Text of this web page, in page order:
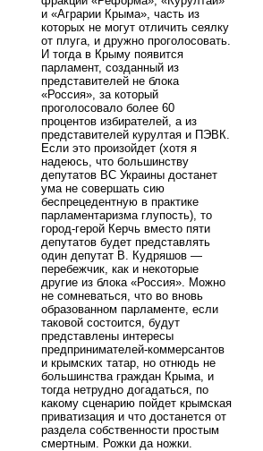
и «Аграрии Крыма», часть из
которых не могут отличить сеялку
от плуга, и дружно проголосовать.
И тогда в Крыму появится
парламент, созданный из
представителей не блока
«Россия», за который
проголосовало более 60
процентов избирателей, а из
представителей курултая и ПЭВК.
Если это произойдет (хотя я
надеюсь, что большинству
депутатов ВС Украины достанет
ума не совершать сию
беспрецедентную в практике
парламентаризма глупость), то
город-герой Керчь вместо пяти
депутатов будет представлять
один депутат В. Кудряшов —
перебежчик, как и некоторые
другие из блока «Россия». Можно
не сомневаться, что во вновь
образованном парламенте, если
таковой состоится, будут
представлены интересы
предпринимателей-коммерсантов
и крымских татар, но отнюдь не
большинства граждан Крыма, и
тогда нетрудно догадаться, по
какому сценарию пойдет крымская
приватизация и что достанется от
раздела собственности простым
смертным. Рожки да ножки.